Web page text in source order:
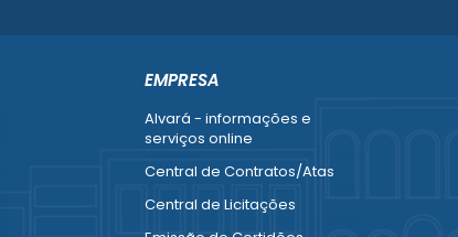
EMPRESA
Alvará - informações e
serviços online
Central de Contratos/Atas
Central de Licitações